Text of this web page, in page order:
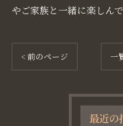
やご家族と一緒に楽しんで
< 前のページ 一
最近の